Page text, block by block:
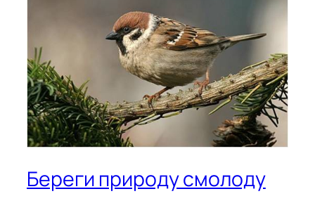
Береги природу смолоду